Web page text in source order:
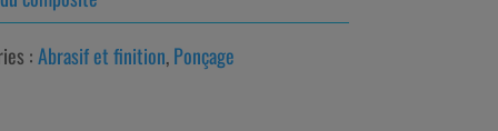
:Abrasif et finition,Ponçage